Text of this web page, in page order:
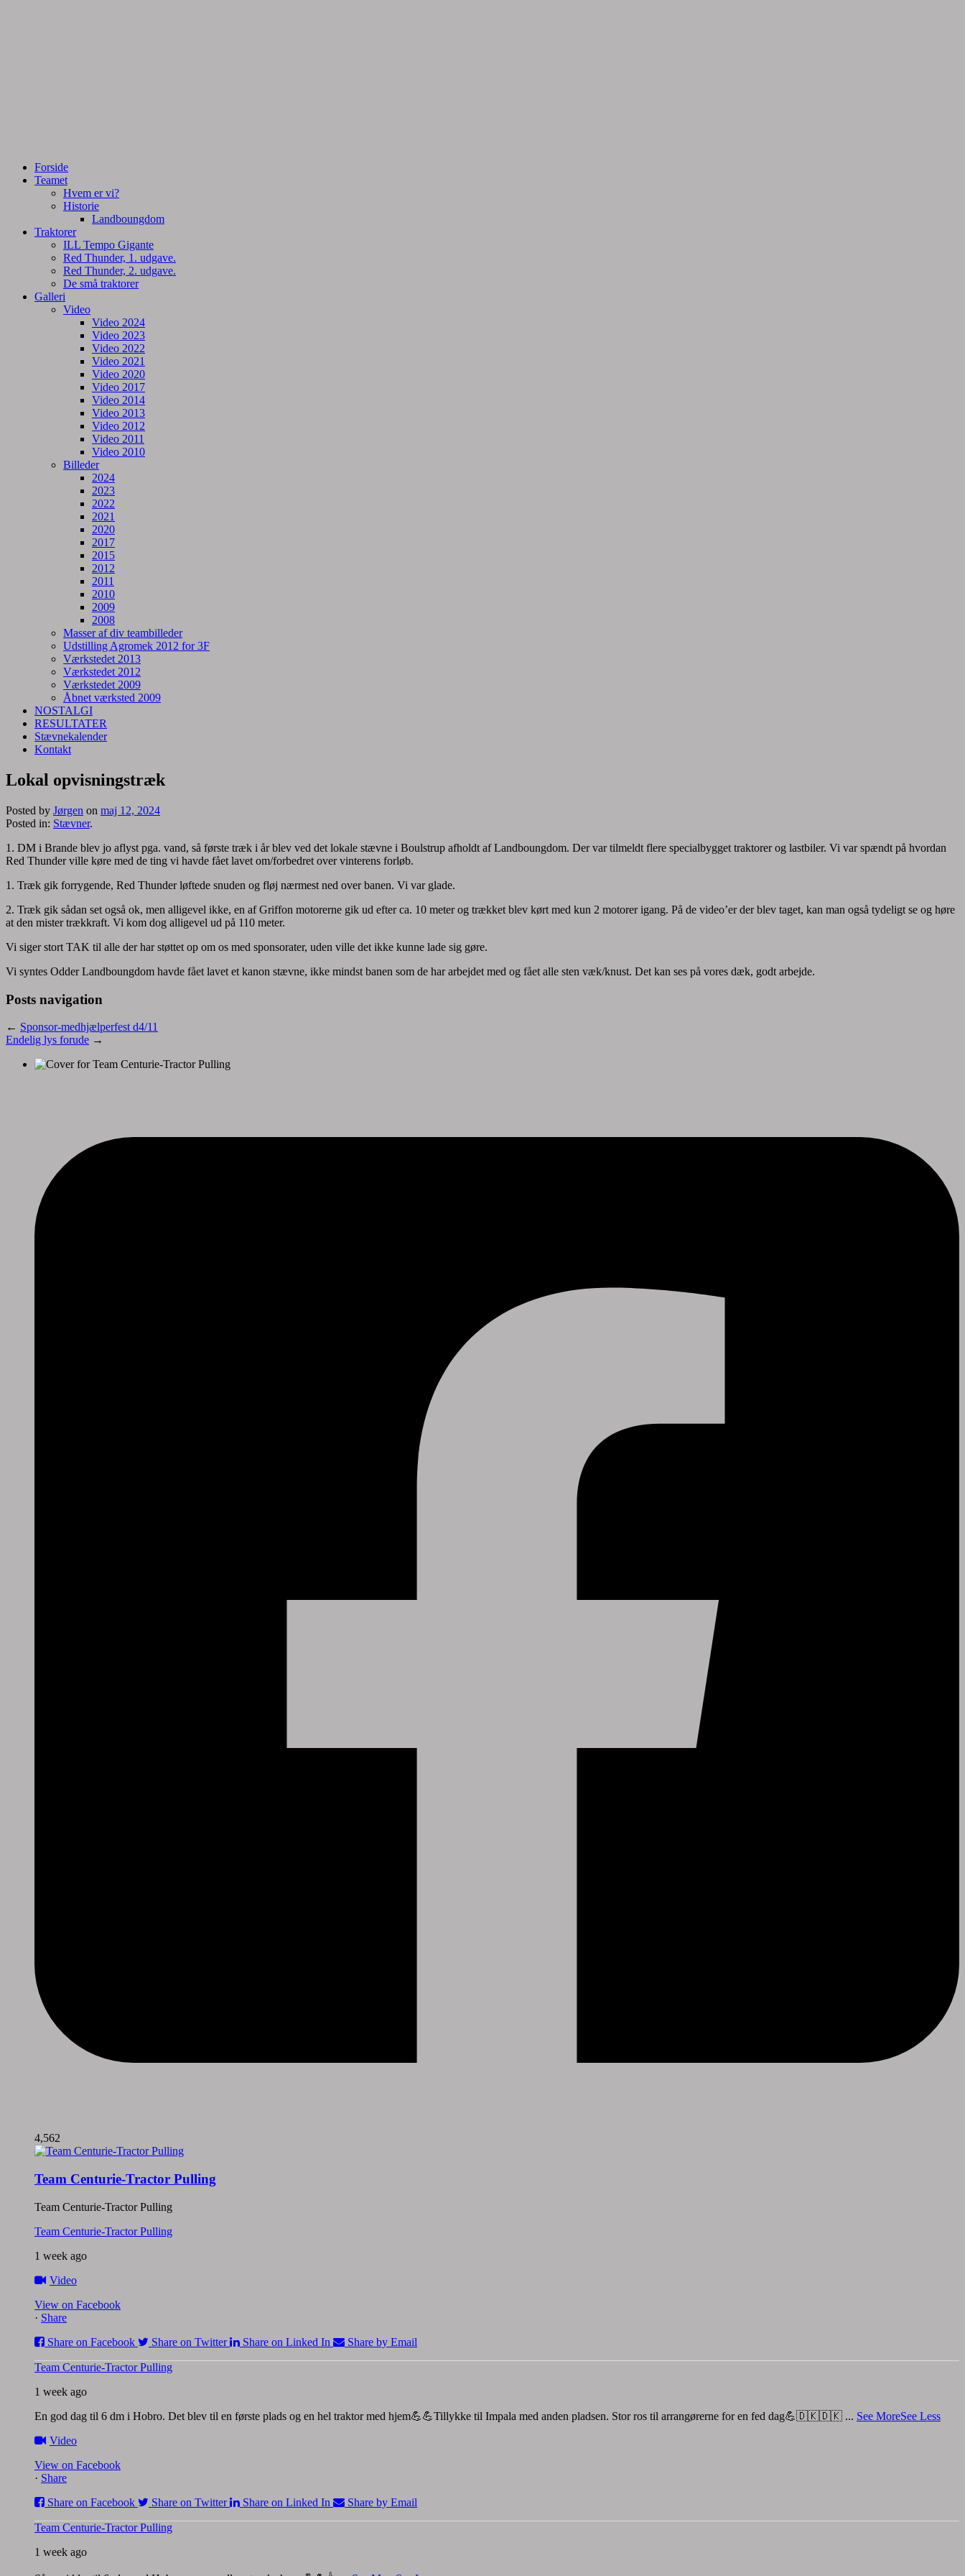
Forside
Teamet
Hvem er vi?
Historie
Landboungdom
Traktorer
ILL Tempo Gigante
Red Thunder, 1. udgave.
Red Thunder, 2. udgave.
De små traktorer
Galleri
Video
Video 2024
Video 2023
Video 2022
Video 2021
Video 2020
Video 2017
Video 2014
Video 2013
Video 2012
Video 2011
Video 2010
Billeder
2024
2023
2022
2021
2020
2017
2015
2012
2011
2010
2009
2008
Masser af div teambilleder
Udstilling Agromek 2012 for 3F
Værkstedet 2013
Værkstedet 2012
Værkstedet 2009
Åbnet værksted 2009
NOSTALGI
RESULTATER
Stævnekalender
Kontakt
Lokal opvisningstræk
Posted by Jørgen on maj 12, 2024
Posted in: Stævner.
1. DM i Brande blev jo aflyst pga. vand, så første træk i år blev ved det lokale stævne i Boulstrup afholdt af Landboungdom. Der var tilmeldt flere specialbygget traktorer og lastbiler. Vi var spændt på hvordan
Red Thunder ville køre med de ting vi havde fået lavet om/forbedret over vinterens forløb.
1. Træk gik forrygende, Red Thunder løftede snuden og fløj nærmest ned over banen. Vi var glade.
2. Træk gik sådan set også ok, men alligevel ikke, en af Griffon motorerne gik ud efter ca. 10 meter og trækket blev kørt med kun 2 motorer igang. På de video’er der blev taget, kan man også tydeligt se og høre
at den mister trækkraft. Vi kom dog alligevel ud på 110 meter.
Vi siger stort TAK til alle der har støttet op om os med sponsorater, uden ville det ikke kunne lade sig gøre.
Vi syntes Odder Landboungdom havde fået lavet et kanon stævne, ikke mindst banen som de har arbejdet med og fået alle sten væk/knust. Det kan ses på vores dæk, godt arbejde.
Posts navigation
← Sponsor-medhjælperfest d4/11
Endelig lys forude →
4,562
Team Centurie-Tractor Pulling
Team Centurie-Tractor Pulling
Team Centurie-Tractor Pulling
1 week ago
Video
View on Facebook
· Share
Share on Facebook
Share on Twitter Share on Linked In Share by Email
Team Centurie-Tractor Pulling
1 week ago
En god dag til 6 dm i Hobro. Det blev til en første plads og en hel traktor med hjem💪💪Tillykke til Impala med anden pladsen. Stor ros til arrangørerne for en fed dag💪🇩🇰🇩🇰 ... See MoreSee Less
Video
View on Facebook
· Share
Share on Facebook
Share on Twitter Share on Linked In Share by Email
Team Centurie-Tractor Pulling
1 week ago